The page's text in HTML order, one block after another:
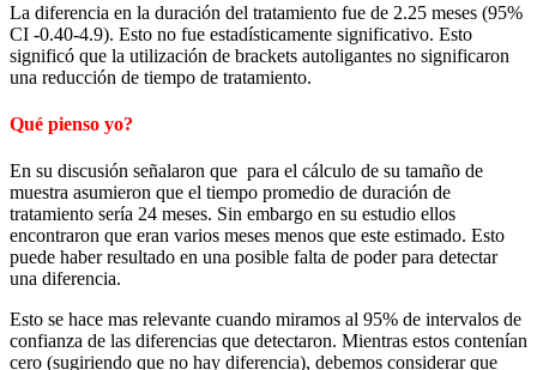
La diferencia en la duración del tratamiento fue de 2.25 meses (95%
CI -0.40-4.9). Esto no fue estadísticamente significativo. Esto
significó que la utilización de brackets autoligantes no significaron
una reducción de tiempo de tratamiento.
Qué pienso yo?
En su discusión señalaron que para el cálculo de su tamaño de
muestra asumieron que el tiempo promedio de duración de
tratamiento sería 24 meses. Sin embargo en su estudio ellos
encontraron que eran varios meses menos que este estimado. Esto
puede haber resultado en una posible falta de poder para detectar
una diferencia.
Esto se hace mas relevante cuando miramos al 95% de intervalos de
confianza de las diferencias que detectaron. Mientras estos contenían
cero (sugiriendo que no hay diferencia), debemos considerar que